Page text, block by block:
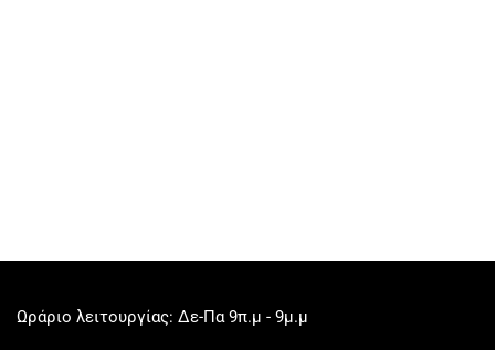
Ωράριο λειτουργίας: Δε-Πα 9π.μ - 9μ.μ